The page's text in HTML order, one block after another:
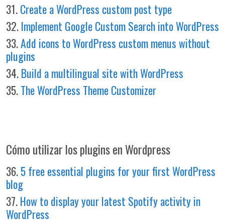
31.Create a WordPress custom post type
32.Implement Google Custom Search into WordPress
33.Add icons to WordPress custom menus without
plugins
34.Build a multilingual site with WordPress
35.The WordPress Theme Customizer
Cómo utilizar los plugins en Wordpress
36.5 free essential plugins for your first WordPress
blog
37.How to display your latest Spotify activity in
WordPress